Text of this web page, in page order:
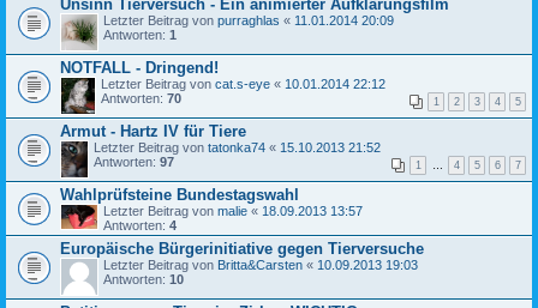
Unsinn Tierversuch - Ein animierter Aufklärungsfilm
Letzter Beitrag von purraghlas « 11.01.2014 20:09
Antworten: 1
NOTFALL - Dringend!
Letzter Beitrag von cat.s-eye « 10.01.2014 22:12
Antworten: 70 1 2 3 4 5
Armut - Hartz IV für Tiere
Letzter Beitrag von tatonka74 « 15.10.2013 21:52
Antworten: 97 1 4 5 6 7
Wahlprüfsteine Bundestagswahl
Letzter Beitrag von malie « 18.09.2013 13:57
Antworten: 4
Europäische Bürgerinitiative gegen Tierversuche
Letzter Beitrag von Britta&Carsten « 10.09.2013 19:03
Antworten: 10